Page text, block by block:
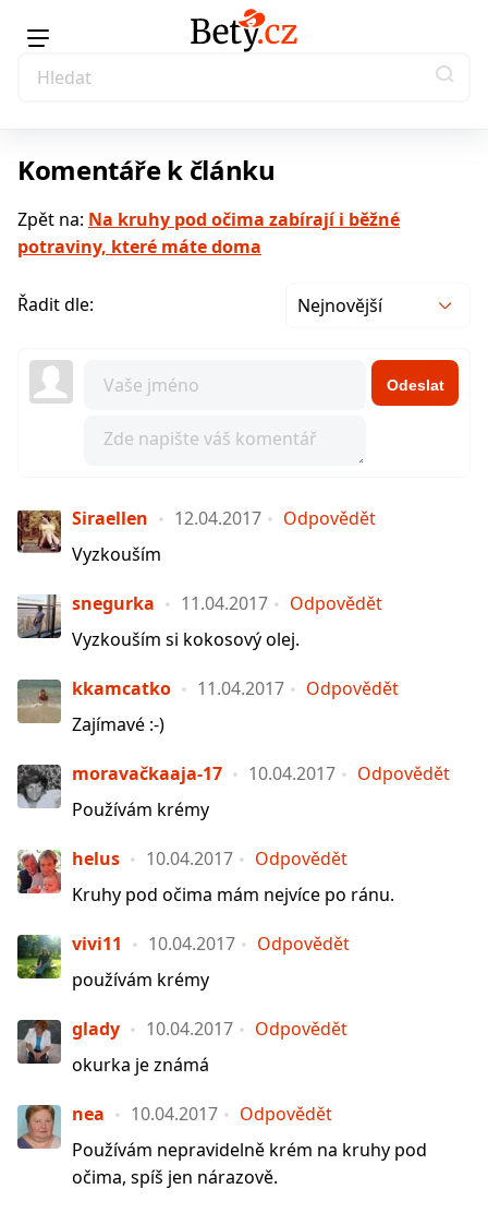
Komentáře k článku
Zpět na: Na kruhy pod očima zabírají i běžné
potraviny, které máte doma
Řadit dle: Nejnovější
Odeslat
Siraellen 12.04.2017
Odpovědět
Vyzkouším
snegurka 11.04.2017
Odpovědět
Vyzkouším si kokosový olej.
kkamcatko 11.04.2017
Odpovědět
Zajímavé :-)
moravačkaaja-17 10.04.2017
Odpovědět
Používám krémy
helus 10.04.2017
Odpovědět
Kruhy pod očima mám nejvíce po ránu.
vivi11 10.04.2017
Odpovědět
používám krémy
glady 10.04.2017
Odpovědět
okurka je známá
nea 10.04.2017
Odpovědět
Používám nepravidelně krém na kruhy pod
očima, spíš jen nárazově.